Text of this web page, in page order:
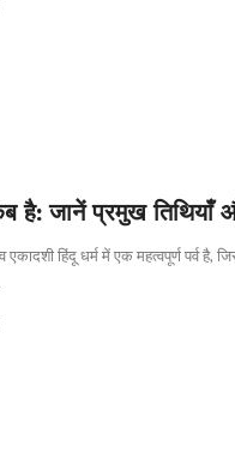
है: जानें प्रमुख
एकादशी हिंदू धर्म में एक महत्वपूर्ण पर्व है,